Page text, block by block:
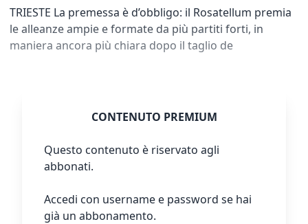
TRIESTE La premessa è d’obbligo: il Rosatellum premia
le alleanze ampie e formate da più partiti forti, in
maniera ancora più chiara dopo il taglio de
CONTENUTO PREMIUM
Questo contenuto è riservato agli
abbonati.
Accedi con username e password se hai
già un abbonamento.